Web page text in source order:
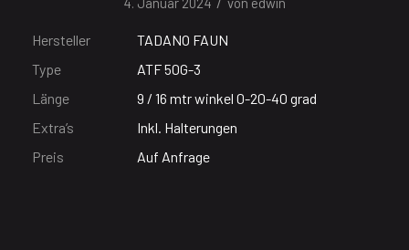
Hersteller
TADANO FAUN
Type
ATF 50G-3
Länge
9 / 16 mtr winkel 0-20-40 grad
Extra’s
Inkl. Halterungen
Preis
Auf Anfrage